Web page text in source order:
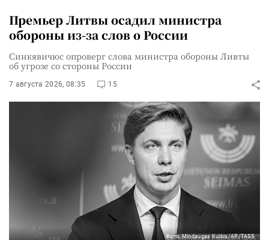
Премьер Литвы осадил министра
обороны из-за слов о России
Синкявичюс опроверг слова министра обороны Ливты
об угрозе со стороны России
7 августа 2026, 08:35 15
Фото: Mindaugas Kulbis/AP/TASS